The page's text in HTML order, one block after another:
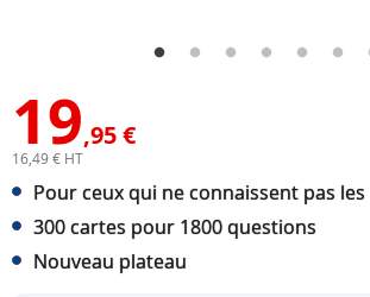
19,95 €
16,49 € HT
Pour ceux qui ne connaissent pas les
300 cartes pour 1800 questions
Nouveau plateau